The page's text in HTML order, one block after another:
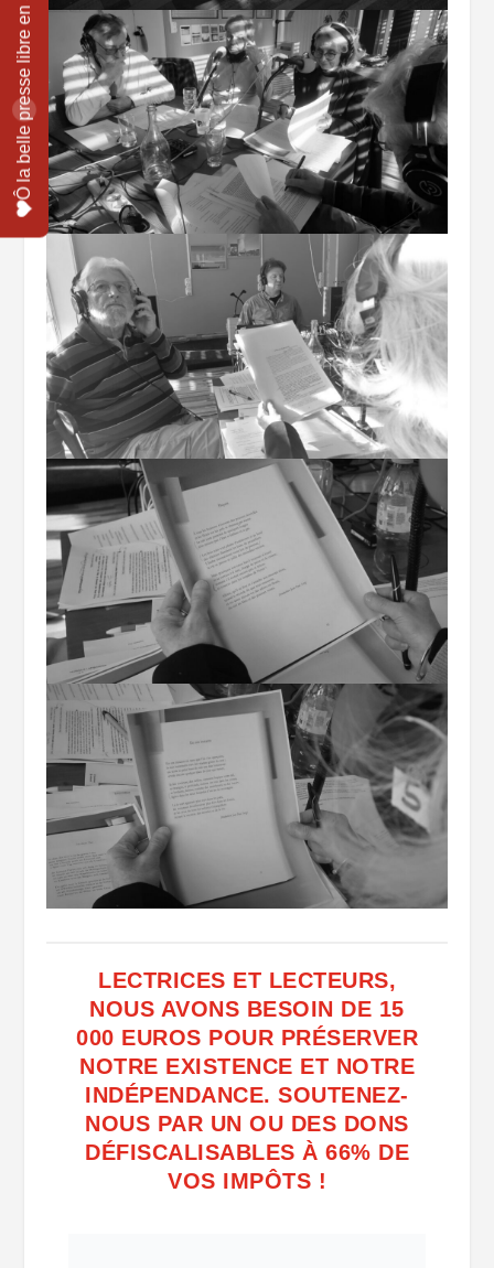
LECTRICES ET LECTEURS,
NOUS AVONS BESOIN DE 15
000 EUROS POUR PRÉSERVER
NOTRE EXISTENCE ET NOTRE
INDÉPENDANCE. SOUTENEZ-
NOUS PAR UN OU DES DONS
DÉFISCALISABLES À 66% DE
VOS IMPÔTS !